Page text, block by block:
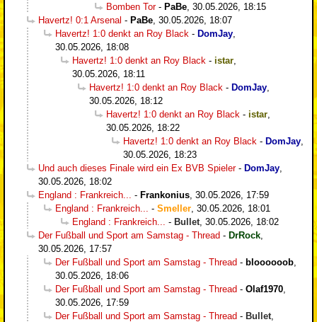
Bomben Tor- PaBe 30.05.2026, 18:15
Havertz! 0:1 Arsenal - PaBe 30.05.2026, 18:07
Havertz! 1:0 denkt an Roy Black - DomJay
30.05.2026, 18:08
Havertz! 1:0 denkt an Roy Black - istar
30.05.2026, 18:11
Havertz! 1:0 denkt an Roy Black - DomJay
30.05.2026, 18:12
Havertz! 1:0 denkt an Roy Black - istar
30.05.2026, 18:22
Havertz! 1:0 denkt an Roy Black - DomJay
30.05.2026, 18:23
Und auch dieses Finale wird ein Ex BVB Spieler- DomJay
30.05.2026, 18:02
England : Frankreich...
- Frankonius 30.05.2026, 17:59
England : Frankreich...
- Smeller 30.05.2026, 18:01
England : Frankreich...
- Bullet 30.05.2026, 18:02
Der Fußball und Sport am Samstag - Thread - DrRock
30.05.2026, 17:57
Der Fußball und Sport am Samstag - Thread - bloooooob
30.05.2026, 18:06
Der Fußball und Sport am Samstag - Thread - Olaf1970
30.05.2026, 17:59
Der Fußball und Sport am Samstag - Thread - Bullet